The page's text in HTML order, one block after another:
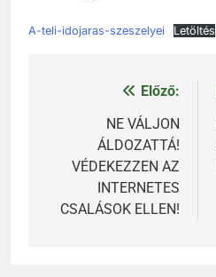
A-teli-idojaras-szeszelyei Letöltés
Bejegyzés
navigáció
Előző:
NE VÁLJON
ÁLDOZATTÁ!
VÉDEKEZZEN AZ
INTERNETES
CSALÁSOK ELLEN!